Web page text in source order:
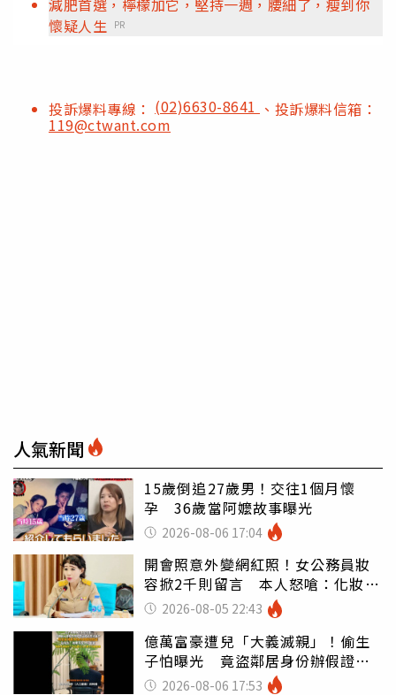
減肥首選，檸檬加它，堅持一週，腰細了，瘦到你
懷疑人生 PR
投訴爆料專線： (02)6630-8641 、投訴爆料信箱：
119@ctwant.com
人氣新聞
15歲倒追27歲男！交往1個月懷
孕 36歲當阿嬤故事曝光
2026-08-06 17:04
開會照意外變網紅照！女公務員妝
容掀2千則留言 本人怒嗆：化妝有
錯嗎2026-08-05 22:43
億萬富豪遭兒「大義滅親」！偷生
子怕曝光 竟盜鄰居身份辦假證落
戶 2026-08-06 17:53